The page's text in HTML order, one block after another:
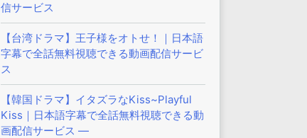
信サービス
【台湾ドラマ】王子様をオトせ！｜日本語
字幕で全話無料視聴できる動画配信サービ
ス
【韓国ドラマ】イタズラなKiss~Playful
Kiss｜日本語字幕で全話無料視聴できる動
画配信サービス —